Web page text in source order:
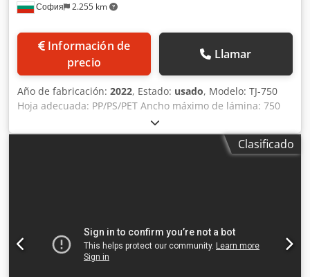
София 2.255 km
Información de
precio
Llamar
Año de fabricación: 2022, Estado: usado, Modelo: TJ-750
Hoja adecuada: PP/PS/PET Ancho máximo de lámina: 750
mm Rango de espesor de lámina: 0,35–2 mm Diámetro del
husillo: 75 mm Relación L/D del tornillo: 40:1 Potencia del
motor principal: 110 kW Potencia total: 350 kW Producción
Clasificado